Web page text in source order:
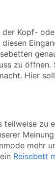
Kopf-
zu
Hier
teilweise zu
mehr
Reisebett